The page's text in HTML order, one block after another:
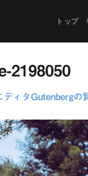
トップ
2198050
ィタGutenbergの